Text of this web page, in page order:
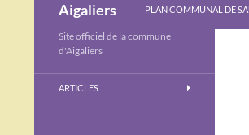
Aigaliers PLAN COMMUNAL DE
Site officiel de la commune
d'Aigaliers
ARTICLES